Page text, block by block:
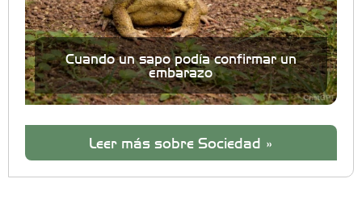
Cuando un sapo podía confirmar un
embarazo
Leer más sobre Sociedad »